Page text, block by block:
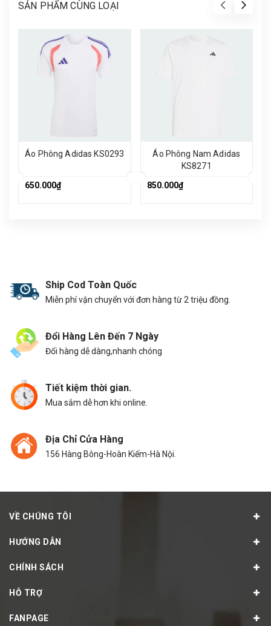
SẢN PHẨM CÙNG LOẠI
Áo Phông Adidas KS0293
650.000₫
Áo Phông Nam Adidas
KS8271
850.000₫
Ship Cod Toàn Quốc
Miễn phí vận chuyển với đơn hàng từ 2 triệu đồng.
Đổi Hàng Lên Đến 7 Ngày
Đổi hàng dễ dàng,nhanh chóng
Tiết kiệm thời gian.
Mua sắm dễ hơn khi online.
Địa Chỉ Cửa Hàng
156 Hàng Bông-Hoàn Kiếm-Hà Nội.
VỀ CHÚNG TÔI
HƯỚNG DẪN
CHÍNH SÁCH
HỖ TRỢ
FANPAGE